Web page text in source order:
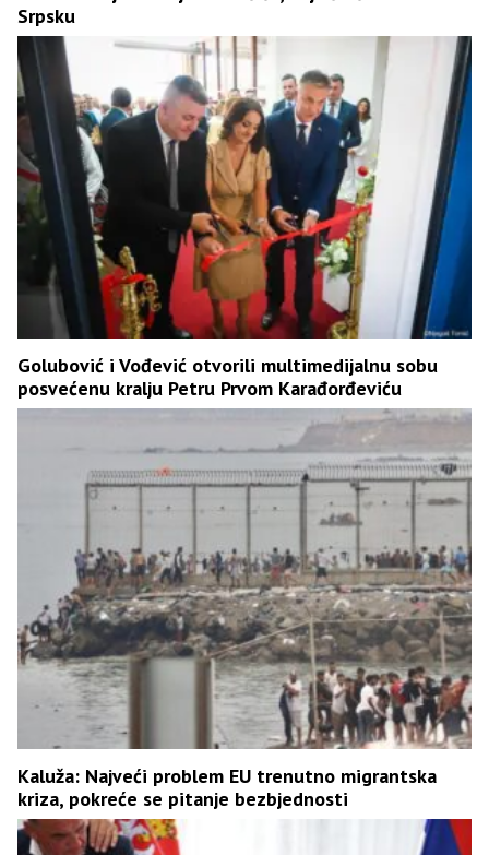
Srpsku
Golubović i Vođević otvorili multimedijalnu sobu
posvećenu kralju Petru Prvom Karađorđeviću
Kaluža: Najveći problem EU trenutno migrantska
kriza, pokreće se pitanje bezbjednosti